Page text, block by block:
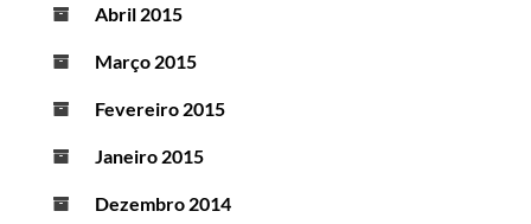
Abril 2015
Março 2015
Fevereiro 2015
Janeiro 2015
Dezembro 2014